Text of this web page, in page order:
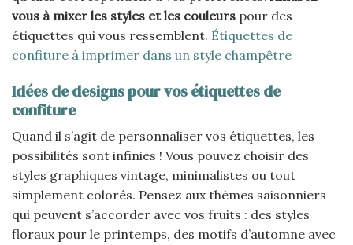
vous à mixer les styles et les couleurs pour des
étiquettes qui vous ressemblent. Étiquettes de
confiture à imprimer dans un style champêtre
Idées de designs pour vos étiquettes de
confiture
Quand il s’agit de personnaliser vos étiquettes, les
possibilités sont infinies ! Vous pouvez choisir des
styles graphiques vintage, minimalistes ou tout
simplement colorés. Pensez aux thèmes saisonniers
qui peuvent s’accorder avec vos fruits : des styles
floraux pour le printemps, des motifs d’automne avec